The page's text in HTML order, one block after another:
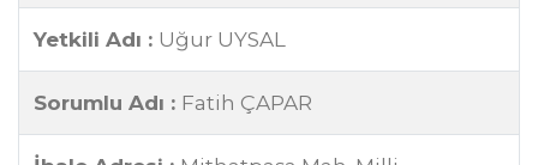
Yetkili Adı : Uğur UYSAL
Sorumlu Adı : Fatih ÇAPAR